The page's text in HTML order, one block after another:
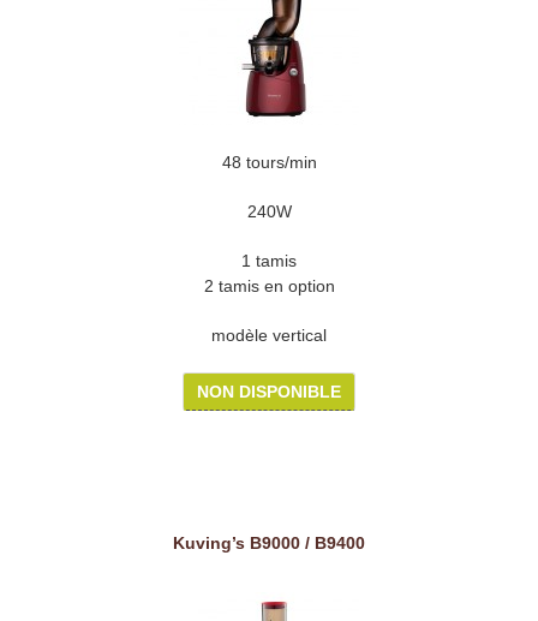
48 tours/min
240W
1 tamis
2 tamis en option
modèle vertical
NON DISPONIBLE
Kuving’s B9000 / B9400